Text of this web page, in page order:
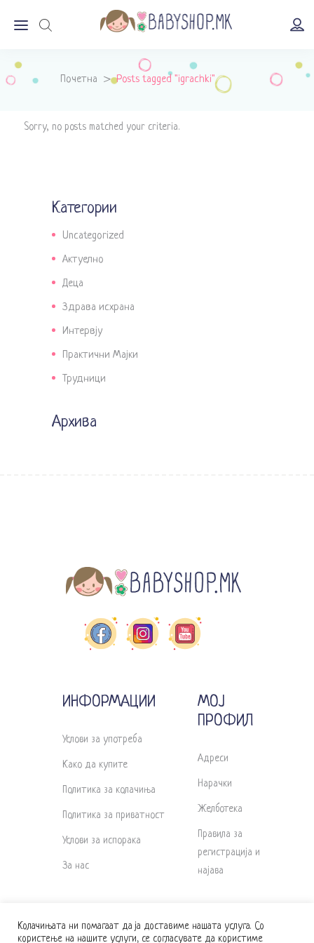
Почетна >Posts tagged "igrachki"
Sorry, no posts matched your criteria.
Категории
Uncategorized
Актуелно
Деца
Здрава исхрана
Интервју
Практични Мајки
Трудници
Архива
ИНФОРМАЦИИ
Услови за употреба
Како да купите
Политика за колачиња
Политика за приватност
Услови за испорака
За нас
МОЈ
ПРОФИЛ
Адреси
Нарачки
Желботека
Правила за
регистрација и
најава
Колачињата ни помагаат да ја доставиме нашата услуга. Со
користење на нашите услуги, се согласувате да користиме